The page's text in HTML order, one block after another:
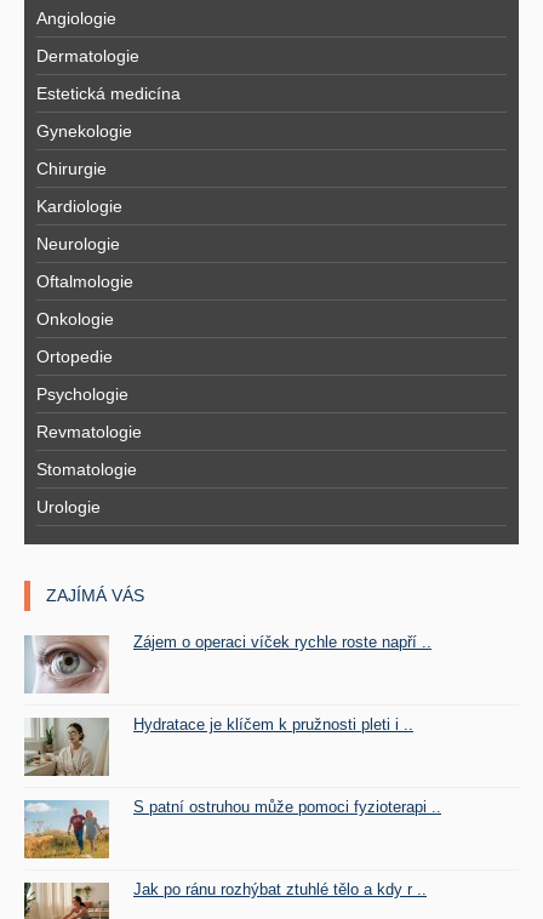
Angiologie
Dermatologie
Estetická medicína
Gynekologie
Chirurgie
Kardiologie
Neurologie
Oftalmologie
Onkologie
Ortopedie
Psychologie
Revmatologie
Stomatologie
Urologie
ZAJÍMÁ VÁS
Zájem o operaci víček rychle roste napří ..
Hydratace je klíčem k pružnosti pleti i ..
S patní ostruhou může pomoci fyzioterapi ..
Jak po ránu rozhýbat ztuhlé tělo a kdy r ..